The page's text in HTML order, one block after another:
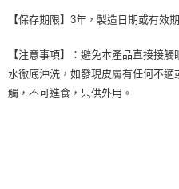
【保存期限】3年，製造日期或有效
【注意事項】：避免本產品直接接
水徹底沖洗，如發現皮膚有任何不
觸，不可進食，只供外用。